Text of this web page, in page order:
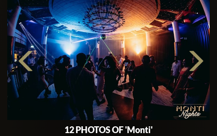
12 PHOTOS OF 'Monti'